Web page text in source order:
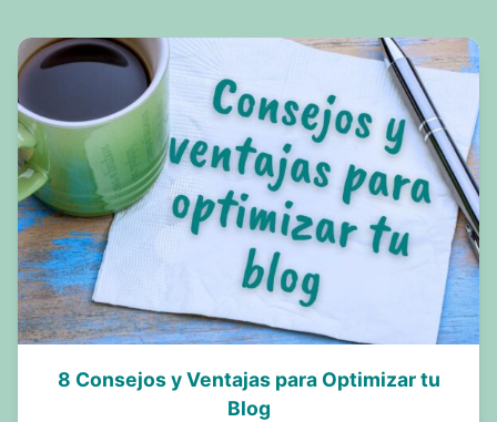
8 Consejos y Ventajas para Optimizar tu
Blog